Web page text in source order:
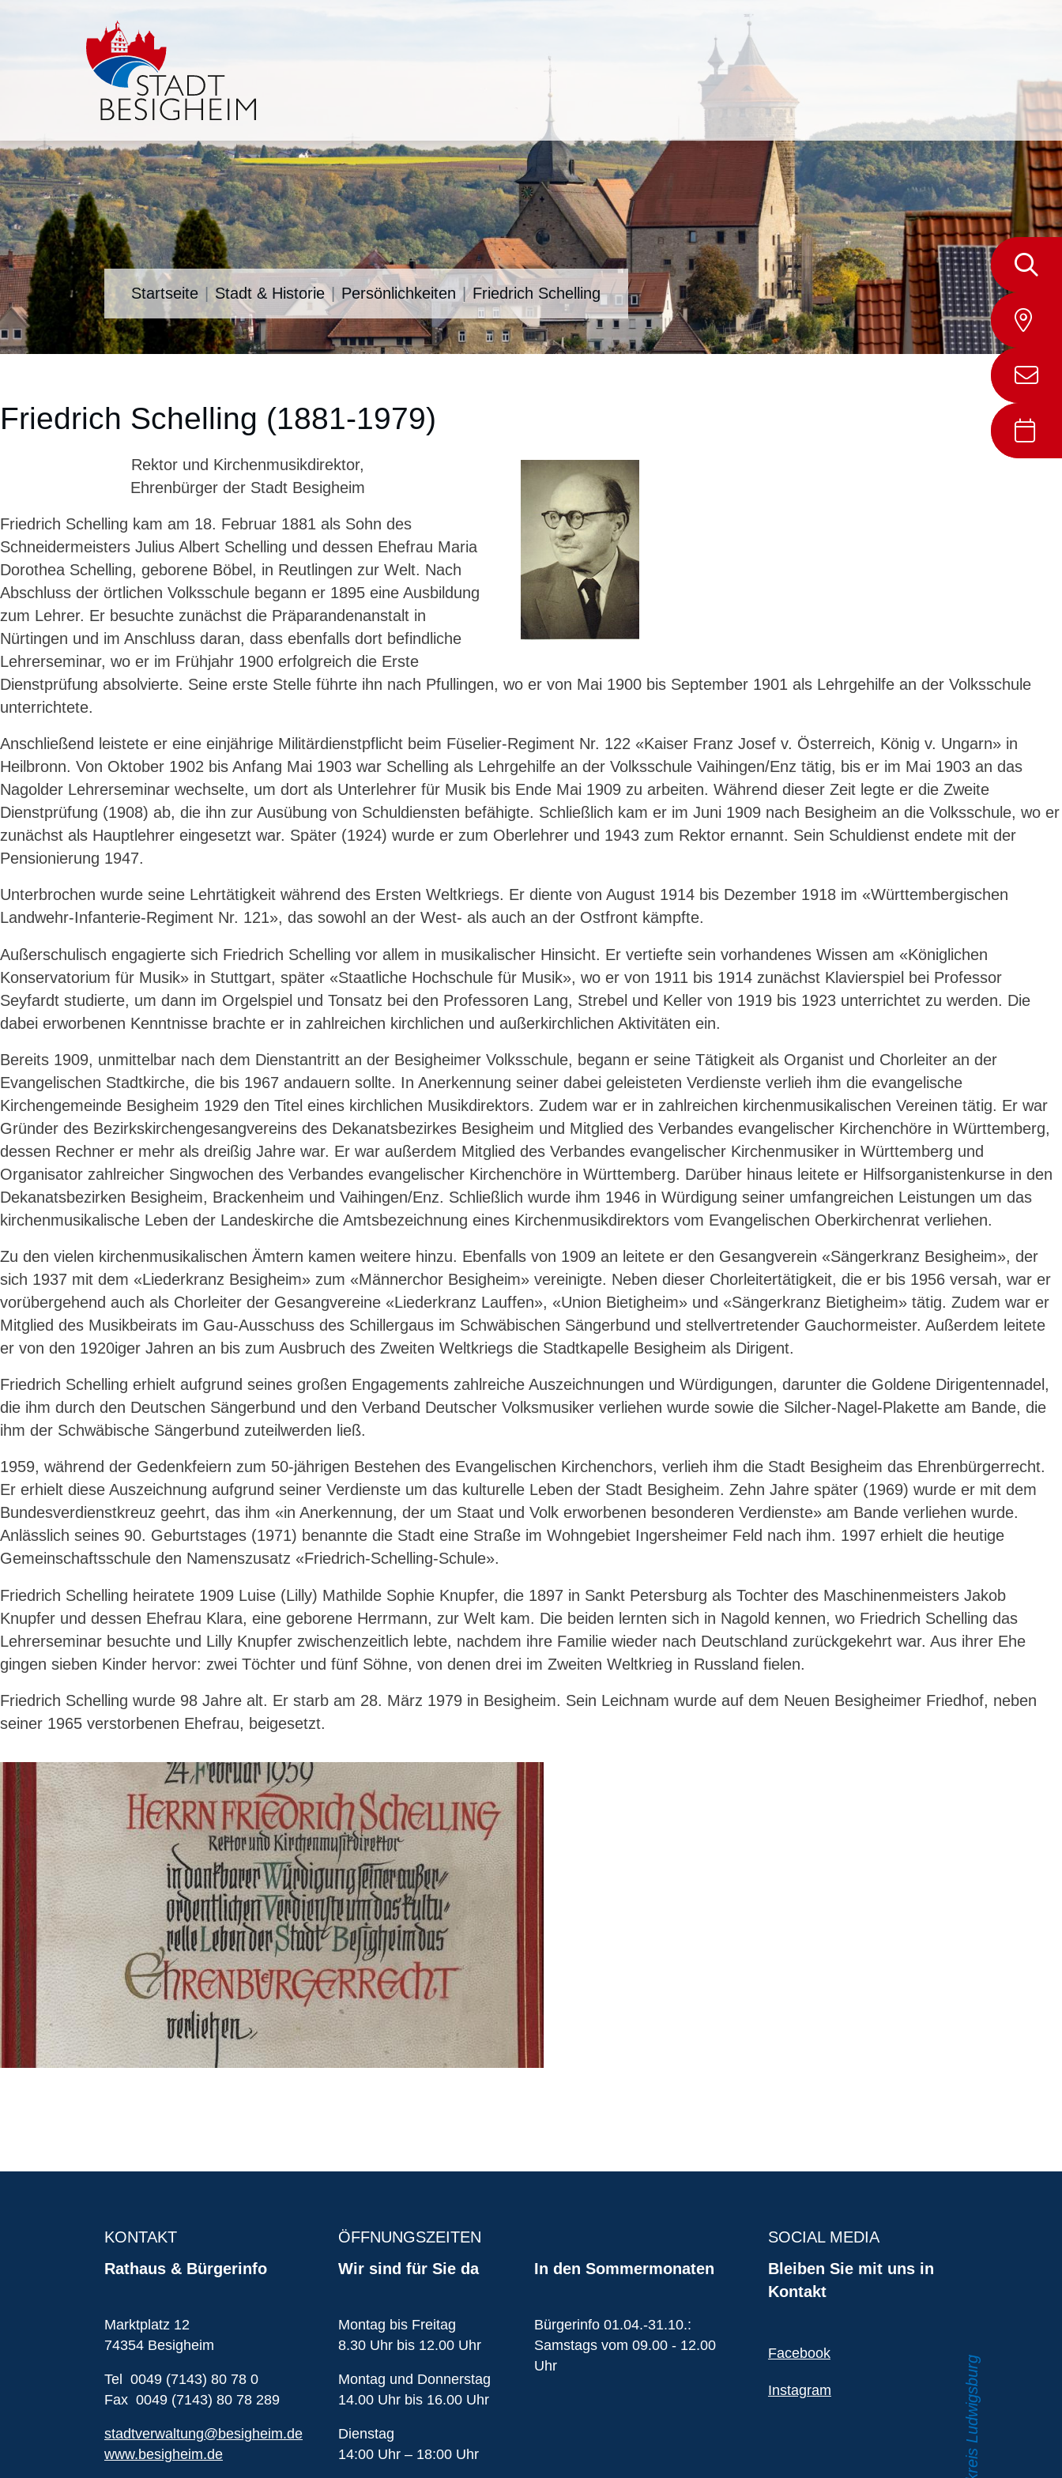
Startseite Stadt & Historie Persönlichkeiten Friedrich Schelling
Friedrich Schelling (1881-1979)
Rektor und Kirchenmusikdirektor,
Ehrenbürger der Stadt Besigheim
Friedrich Schelling kam am 18. Februar 1881 als Sohn des
Schneidermeisters Julius Albert Schelling und dessen Ehefrau Maria
Dorothea Schelling, geborene Böbel, in Reutlingen zur Welt. Nach
Abschluss der örtlichen Volksschule begann er 1895 eine Ausbildung
zum Lehrer. Er besuchte zunächst die Präparandenanstalt in
Nürtingen und im Anschluss daran, dass ebenfalls dort befindliche
Lehrerseminar, wo er im Frühjahr 1900 erfolgreich die Erste
Dienstprüfung absolvierte. Seine erste Stelle führte ihn nach Pfullingen, wo er von Mai 1900 bis September 1901 als Lehrgehilfe an der Volksschule
unterrichtete.
Anschließend leistete er eine einjährige Militärdienstpflicht beim Füselier-Regiment Nr. 122 «Kaiser Franz Josef v. Österreich, König v. Ungarn» in
Heilbronn. Von Oktober 1902 bis Anfang Mai 1903 war Schelling als Lehrgehilfe an der Volksschule Vaihingen/Enz tätig, bis er im Mai 1903 an das
Nagolder Lehrerseminar wechselte, um dort als Unterlehrer für Musik bis Ende Mai 1909 zu arbeiten. Während dieser Zeit legte er die Zweite
Dienstprüfung (1908) ab, die ihn zur Ausübung von Schuldiensten befähigte. Schließlich kam er im Juni 1909 nach Besigheim an die Volksschule, wo er
zunächst als Hauptlehrer eingesetzt war. Später (1924) wurde er zum Oberlehrer und 1943 zum Rektor ernannt. Sein Schuldienst endete mit der
Pensionierung 1947.
Unterbrochen wurde seine Lehrtätigkeit während des Ersten Weltkriegs. Er diente von August 1914 bis Dezember 1918 im «Württembergischen
Landwehr-Infanterie-Regiment Nr. 121», das sowohl an der West- als auch an der Ostfront kämpfte.
Außerschulisch engagierte sich Friedrich Schelling vor allem in musikalischer Hinsicht. Er vertiefte sein vorhandenes Wissen am «Königlichen
Konservatorium für Musik» in Stuttgart, später «Staatliche Hochschule für Musik», wo er von 1911 bis 1914 zunächst Klavierspiel bei Professor
Seyfardt studierte, um dann im Orgelspiel und Tonsatz bei den Professoren Lang, Strebel und Keller von 1919 bis 1923 unterrichtet zu werden. Die
dabei erworbenen Kenntnisse brachte er in zahlreichen kirchlichen und außerkirchlichen Aktivitäten ein.
Bereits 1909, unmittelbar nach dem Dienstantritt an der Besigheimer Volksschule, begann er seine Tätigkeit als Organist und Chorleiter an der
Evangelischen Stadtkirche, die bis 1967 andauern sollte. In Anerkennung seiner dabei geleisteten Verdienste verlieh ihm die evangelische
Kirchengemeinde Besigheim 1929 den Titel eines kirchlichen Musikdirektors. Zudem war er in zahlreichen kirchenmusikalischen Vereinen tätig. Er war
Gründer des Bezirkskirchengesangvereins des Dekanatsbezirkes Besigheim und Mitglied des Verbandes evangelischer Kirchenchöre in Württemberg,
dessen Rechner er mehr als dreißig Jahre war. Er war außerdem Mitglied des Verbandes evangelischer Kirchenmusiker in Württemberg und
Organisator zahlreicher Singwochen des Verbandes evangelischer Kirchenchöre in Württemberg. Darüber hinaus leitete er Hilfsorganistenkurse in den
Dekanatsbezirken Besigheim, Brackenheim und Vaihingen/Enz. Schließlich wurde ihm 1946 in Würdigung seiner umfangreichen Leistungen um das
kirchenmusikalische Leben der Landeskirche die Amtsbezeichnung eines Kirchenmusikdirektors vom Evangelischen Oberkirchenrat verliehen.
Zu den vielen kirchenmusikalischen Ämtern kamen weitere hinzu. Ebenfalls von 1909 an leitete er den Gesangverein «Sängerkranz Besigheim», der
sich 1937 mit dem «Liederkranz Besigheim» zum «Männerchor Besigheim» vereinigte. Neben dieser Chorleitertätigkeit, die er bis 1956 versah, war er
vorübergehend auch als Chorleiter der Gesangvereine «Liederkranz Lauffen», «Union Bietigheim» und «Sängerkranz Bietigheim» tätig. Zudem war er
Mitglied des Musikbeirats im Gau-Ausschuss des Schillergaus im Schwäbischen Sängerbund und stellvertretender Gauchormeister. Außerdem leitete
er von den 1920iger Jahren an bis zum Ausbruch des Zweiten Weltkriegs die Stadtkapelle Besigheim als Dirigent.
Friedrich Schelling erhielt aufgrund seines großen Engagements zahlreiche Auszeichnungen und Würdigungen, darunter die Goldene Dirigentennadel,
die ihm durch den Deutschen Sängerbund und den Verband Deutscher Volksmusiker verliehen wurde sowie die Silcher-Nagel-Plakette am Bande, die
ihm der Schwäbische Sängerbund zuteilwerden ließ.
1959, während der Gedenkfeiern zum 50-jährigen Bestehen des Evangelischen Kirchenchors, verlieh ihm die Stadt Besigheim das Ehrenbürgerrecht.
Er erhielt diese Auszeichnung aufgrund seiner Verdienste um das kulturelle Leben der Stadt Besigheim. Zehn Jahre später (1969) wurde er mit dem
Bundesverdienstkreuz geehrt, das ihm «in Anerkennung, der um Staat und Volk erworbenen besonderen Verdienste» am Bande verliehen wurde.
Anlässlich seines 90. Geburtstages (1971) benannte die Stadt eine Straße im Wohngebiet Ingersheimer Feld nach ihm. 1997 erhielt die heutige
Gemeinschaftsschule den Namenszusatz «Friedrich-Schelling-Schule».
Friedrich Schelling heiratete 1909 Luise (Lilly) Mathilde Sophie Knupfer, die 1897 in Sankt Petersburg als Tochter des Maschinenmeisters Jakob
Knupfer und dessen Ehefrau Klara, eine geborene Herrmann, zur Welt kam. Die beiden lernten sich in Nagold kennen, wo Friedrich Schelling das
Lehrerseminar besuchte und Lilly Knupfer zwischenzeitlich lebte, nachdem ihre Familie wieder nach Deutschland zurückgekehrt war. Aus ihrer Ehe
gingen sieben Kinder hervor: zwei Töchter und fünf Söhne, von denen drei im Zweiten Weltkrieg in Russland fielen.
Friedrich Schelling wurde 98 Jahre alt. Er starb am 28. März 1979 in Besigheim. Sein Leichnam wurde auf dem Neuen Besigheimer Friedhof, neben
seiner 1965 verstorbenen Ehefrau, beigesetzt.
KONTAKT
Rathaus & Bürgerinfo
Marktplatz 12
74354 Besigheim
Tel 0049 (7143) 80 78 0
Fax 0049 (7143) 80 78 289
stadtverwaltung@besigheim.de
www.besigheim.de
ÖFFNUNGSZEITEN
Wir sind für Sie da
Montag bis Freitag
8.30 Uhr bis 12.00 Uhr
Montag und Donnerstag
14.00 Uhr bis 16.00 Uhr
Dienstag
14:00 Uhr – 18:00 Uhr
In den Sommermonaten
Bürgerinfo 01.04.-31.10.:
Samstags vom 09.00 - 12.00
Uhr
SOCIAL MEDIA
Bleiben Sie mit uns in
Kontakt
Facebook
Instagram